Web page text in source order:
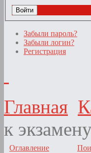
Забыли пароль?
Забыли логин?
Регистрация
Главная
к
Оглавление